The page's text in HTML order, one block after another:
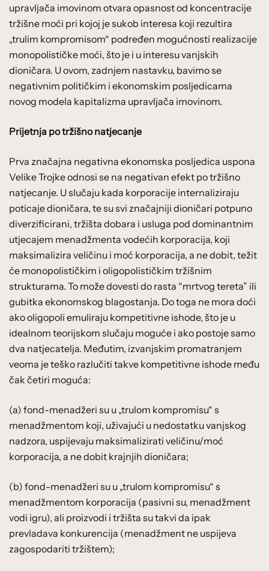
upravljača imovinom otvara opasnost od koncentracije
tržišne moći pri kojoj je sukob interesa koji rezultira
„trulim kompromisom“ podređen mogućnosti realizacije
monopolističke moći, što je i u interesu vanjskih
dioničara. U ovom, zadnjem nastavku, bavimo se
negativnim političkim i ekonomskim posljedicama
novog modela kapitalizma upravljača imovinom.
Prijetnja po tržišno natjecanje
Prva značajna negativna ekonomska posljedica uspona
Velike Trojke odnosi se na negativan efekt po tržišno
natjecanje. U slučaju kada korporacije internaliziraju
poticaje dioničara, te su svi značajniji dioničari potpuno
diverzificirani, tržišta dobara i usluga pod dominantnim
utjecajem menadžmenta vodećih korporacija, koji
maksimalizira veličinu i moć korporacija, a ne dobit, težit
će monopolističkim i oligopolističkim tržišnim
strukturama. To može dovesti do rasta “mrtvog tereta” ili
gubitka ekonomskog blagostanja. Do toga ne mora doći
ako oligopoli emuliraju kompetitivne ishode, što je u
idealnom teorijskom slučaju moguće i ako postoje samo
dva natjecatelja. Međutim, izvanjskim promatranjem
veoma je teško razlučiti takve kompetitivne ishode među
čak četiri moguća:
(a) fond-menadžeri su u „trulom kompromisu“ s
menadžmentom koji, uživajući u nedostatku vanjskog
nadzora, uspijevaju maksimalizirati veličinu/moć
korporacija, a ne dobit krajnjih dioničara;
(b) fond-menadžeri su u „trulom kompromisu“ s
menadžmentom korporacija (pasivni su, menadžment
vodi igru), ali proizvodi i tržišta su takvi da ipak
prevladava konkurencija (menadžment ne uspijeva
zagospodariti tržištem);